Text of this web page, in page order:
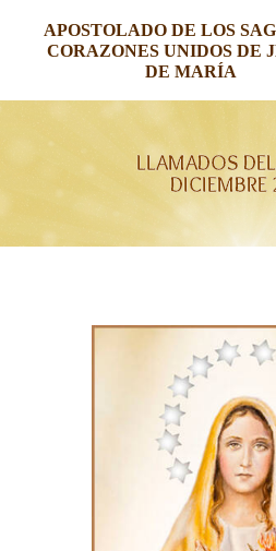
APOSTOLADO DE LOS
CORAZONES UNIDOS DE
DE MARÍA
LLAMADOS